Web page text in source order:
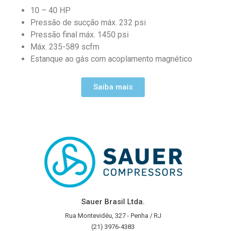
10 – 40 HP
Pressão de sucção máx. 232 psi
Pressão final máx. 1450 psi
Máx. 235-589 scfm
Estanque ao gás com acoplamento magnético
Saiba mais
Sauer Brasil Ltda.
Rua Montevidéu, 327 - Penha / RJ
(21) 3976-4383